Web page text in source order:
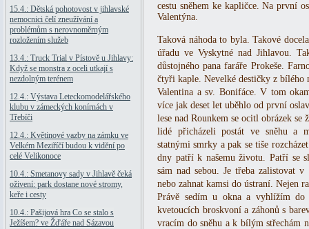
15.4.: Dětská pohotovost v jihlavské
nemocnici čelí zneužívání a
problémům s nerovnoměrným
rozložením služeb
13.4.: Truck Trial v Pístově u Jihlavy:
Když se monstra z oceli utkají s
nezdolným terénem
12.4.: Výstava Leteckomodelářského
klubu v zámeckých konírnách v
Třebíči
12.4.: Květinové vazby na zámku ve
Velkém Meziříčí budou k vidění po
celé Velikonoce
10.4.: Smetanovy sady v Jihlavě čeká
oživení: park dostane nové stromy,
keře i cesty
10.4.: Pašijová hra Co se stalo s
Ježíšem? ve Žďáře nad Sázavou
cestu sněhem ke kapličce. Na první
Valentýna.
Taková náhoda to byla. Takové
úřadu ve Vyskytné nad Jihlavou.
důstojného pana faráře Prokeše.
čtyři kaple. Nevelké destičky z bílého
Valentina a sv. Bonifáce. V tom
více jak deset let uběhlo od první
lese nad Rounkem se ocitl obrázek
lidé přicházeli postát ve sněhu a
statnými smrky a pak se tiše
dny patří k našemu životu. Patří se
sám nad sebou. Je třeba zalistovat
nebo zahnat kamsi do ústraní. Nejen
Právě sedím u okna a vyhlížím do
kvetoucích broskvoní a záhonů s
vracím do sněhu a k bílým střechám